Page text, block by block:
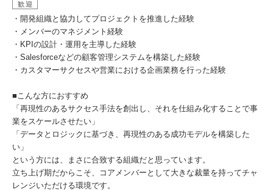
歓迎
・開発組織と協力してプロジェクトを推進した経験
・メンバーのマネジメント経験
・KPIの設計・運用を主導した経験
・Salesforceなどの顧客管理システムを構築した経験
・カスタマーサクセスや営業における企画業務を行った経験
■こんな方におすすめ
「再現性のあるサクセス手法を創出し、それを仕組み化することで事
業をスケールさせたい」
「データとロジックに基づき、再現性のある成功モデルを構築した
い」
という方には、まさに合致する組織だと思っています。
立ち上げ期だからこそ、コアメンバーとして大きな裁量を持ってチャ
レンジいただける環境です。